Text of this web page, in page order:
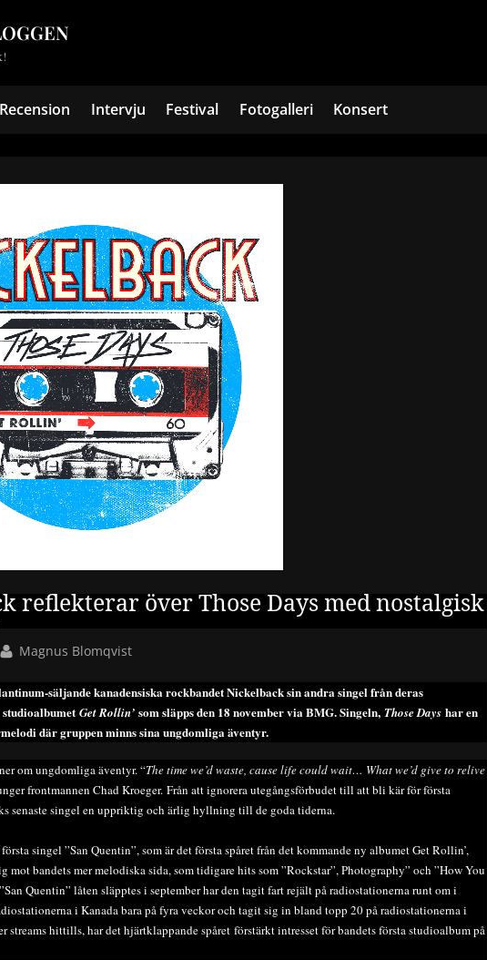
Recension Intervju Festival Fotogalleri Konsert
reflekterar över Those Days med nostalgisk
By
Magnus Blomqvist
säljande kanadensiska rockbandet Nickelback sin andra singel från deras
Get Rollin’ som släpps den 18 november via BMG. Singeln, Those Days har en
där gruppen minns sina ungdomliga äventyr.
om ungdomliga äventyr. “The time we’d waste, cause life could wait… What we’d give to relive
frontmannen Chad Kroeger. Från att ignorera utegångsförbudet till att bli kär för första
senaste singel en uppriktig och ärlig hyllning till de goda tiderna.
singel ”San Quentin”, som är det första spåret från det kommande ny albumet Get Rollin’,
mot bandets mer melodiska sida, som tidigare hits som ”Rockstar”, Photography” och ”How You
Quentin” låten släpptes i september har den tagit fart rejält på radiostationerna runt om i
i Kanada bara på fyra veckor och tagit sig in bland topp 20 på radiostationerna i
streams hittills, har det hjärtklappande spåret förstärkt intresset för bandets första studioalbum på